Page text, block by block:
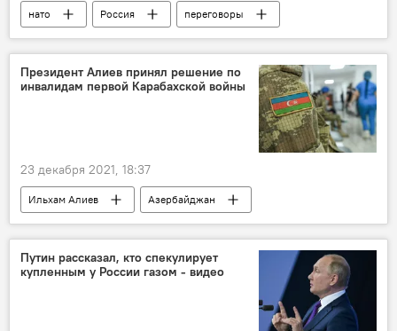
нато Россия
переговоры
США
безопасность гарантии
Президент Алиев принял решение по
инвалидам первой Карабахской войны
23 декабря 2021, 18:37
Ильхам Алиев
Азербайджан
война
Инвалидность Инвалиды
Путин рассказал, кто спекулирует
купленным у России газом - видео